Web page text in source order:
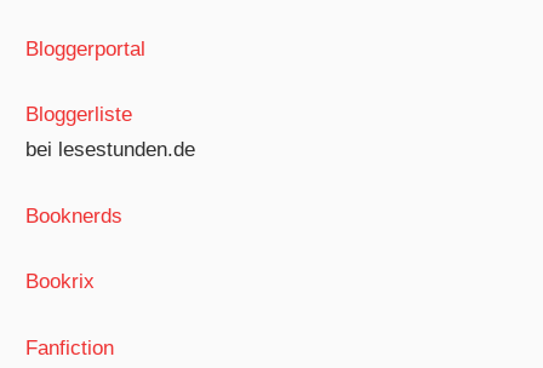
Bloggerportal
Bloggerliste
bei lesestunden.de
Booknerds
Bookrix
Fanfiction